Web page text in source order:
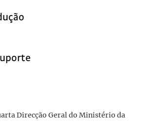
Direcção Geral do Ministério da